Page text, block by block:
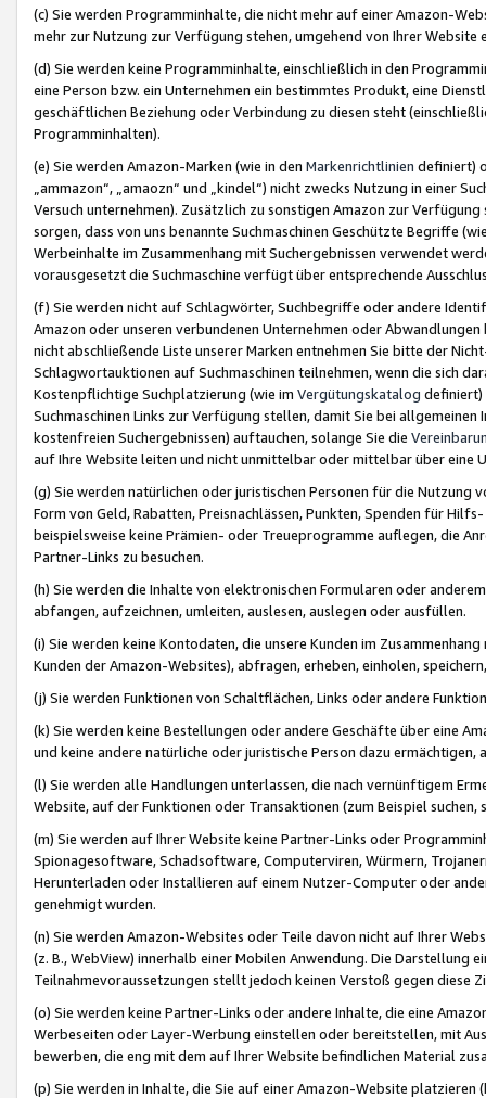
(c) Sie werden Programminhalte, die nicht mehr auf einer Amazon-
mehr zur Nutzung zur Verfügung stehen, umgehend von Ihrer
(d) Sie werden keine Programminhalte, einschließlich in den
eine Person bzw. ein Unternehmen ein bestimmtes Produkt, eine
geschäftlichen Beziehung oder Verbindung zu diesen steht
Programminhalten).
(e) Sie werden Amazon-Marken (wie in den Markenrichtlinien definiert)
„ammazon“, „amaozn“ und „kindel“) nicht zwecks Nutzung in einer
Versuch unternehmen). Zusätzlich zu sonstigen Amazon zur
sorgen, dass von uns benannte Suchmaschinen Geschützte Begriffe
Werbeinhalte im Zusammenhang mit Suchergebnissen verwendet
vorausgesetzt die Suchmaschine verfügt über entsprechende
(f) Sie werden nicht auf Schlagwörter, Suchbegriffe oder andere
Amazon oder unseren verbundenen Unternehmen oder
nicht abschließende Liste unserer Marken entnehmen Sie bitte der
Schlagwortauktionen auf Suchmaschinen teilnehmen, wenn die sich
Kostenpflichtige Suchplatzierung (wie im Vergütungskatalog definiert)
Suchmaschinen Links zur Verfügung stellen, damit Sie bei
kostenfreien Suchergebnissen) auftauchen, solange Sie die
auf Ihre Website leiten und nicht unmittelbar oder mittelbar über eine
(g) Sie werden natürlichen oder juristischen Personen für die Nutzung
Form von Geld, Rabatten, Preisnachlässen, Punkten, Spenden für
beispielsweise keine Prämien- oder Treueprogramme auflegen, die
Partner-Links zu besuchen.
(h) Sie werden die Inhalte von elektronischen Formularen oder
abfangen, aufzeichnen, umleiten, auslesen, auslegen oder ausfüllen.
(i) Sie werden keine Kontodaten, die unsere Kunden im
Kunden der Amazon-Websites), abfragen, erheben, einholen,
(j) Sie werden Funktionen von Schaltflächen, Links oder andere
(k) Sie werden keine Bestellungen oder andere Geschäfte über eine
und keine andere natürliche oder juristische Person dazu
(l) Sie werden alle Handlungen unterlassen, die nach vernünftigem
Website, auf der Funktionen oder Transaktionen (zum Beispiel
(m) Sie werden auf Ihrer Website keine Partner-Links oder
Spionagesoftware, Schadsoftware, Computerviren, Würmern,
Herunterladen oder Installieren auf einem Nutzer-Computer oder
genehmigt wurden.
(n) Sie werden Amazon-Websites oder Teile davon nicht auf Ihrer
(z. B., WebView) innerhalb einer Mobilen Anwendung. Die Darstellung
Teilnahmevoraussetzungen stellt jedoch keinen Verstoß gegen diese
(o) Sie werden keine Partner-Links oder andere Inhalte, die eine
Werbeseiten oder Layer-Werbung einstellen oder bereitstellen, mit
bewerben, die eng mit dem auf Ihrer Website befindlichen Material
(p) Sie werden in Inhalte, die Sie auf einer Amazon-Website